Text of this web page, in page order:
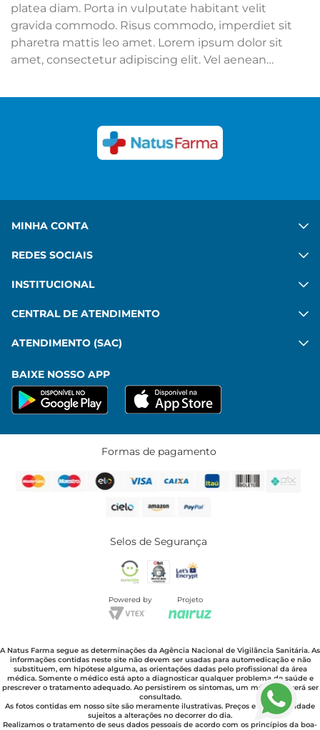
platea diam. Porta in vulputate habitant velit
gravida commodo. Risus commodo, imperdiet sit
pharetra mattis leo amet. Lorem ipsum dolor sit
amet, consectetur adipiscing elit. Vel aenean
Congue felis aenean mauris sed platea diam. Porta
commodo, imperdiet sit pharetra mattis leo amet.
MINHA CONTA
REDES SOCIAIS
INSTITUCIONAL
CENTRAL DE ATENDIMENTO
ATENDIMENTO (SAC)
BAIXE NOSSO APP
Formas de pagamento
Selos de Segurança
Powered by Projeto
A Natus Farma segue as determinações da Agência Nacional de Vigilância Sanitária. As
informações contidas neste site não devem ser usadas para automedicação e não
substituem, em hipótese alguma, as orientações dadas pelo profissional da área
médica. Somente o médico está apto a diagnosticar qualquer problema de saúde e
prescrever o tratamento adequado. Ao persistirem os sintomas, um médico deverá ser
consultado.
As fotos contidas em nosso site são meramente ilustrativas. Preços e disponibilidade
sujeitos a alterações no decorrer do dia.
Realizamos o tratamento de seus dados pessoais de acordo com os princípios da boa-